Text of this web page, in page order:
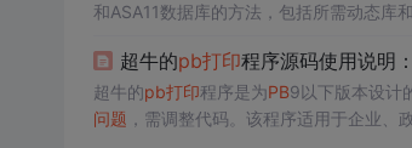
和ASA11数据库的方法，包括所需动态库和
超牛的pb打印程序源码使用说明
超牛的pb打印程序是为PB9以下版本设计
问题 ，需调整代码。该程序适用于企业、